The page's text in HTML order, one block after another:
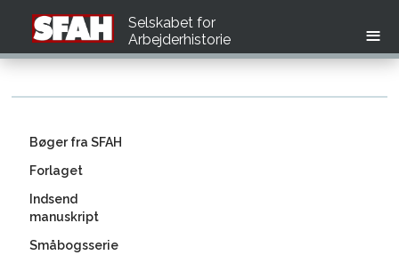
Selskabet for
Arbejderhistorie
Bøger fra SFAH
Forlaget
Indsend
manuskript
Småbogsserie